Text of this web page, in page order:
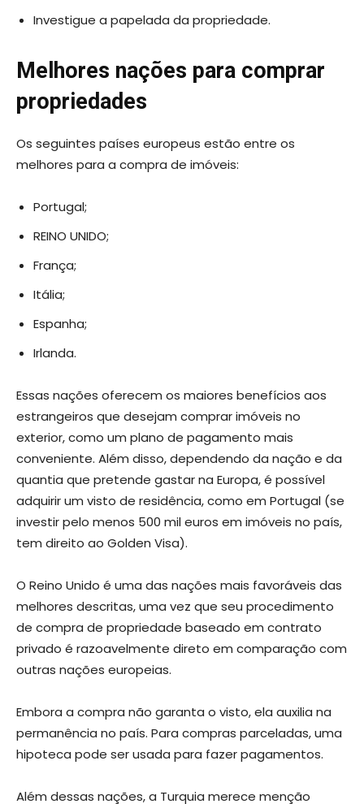
Investigue a papelada da propriedade.
Melhores nações para comprar
propriedades
Os seguintes países europeus estão entre os
melhores para a compra de imóveis:
Portugal;
REINO UNIDO;
França;
Itália;
Espanha;
Irlanda.
Essas nações oferecem os maiores benefícios aos
estrangeiros que desejam comprar imóveis no
exterior, como um plano de pagamento mais
conveniente. Além disso, dependendo da nação e da
quantia que pretende gastar na Europa, é possível
adquirir um visto de residência, como em Portugal (se
investir pelo menos 500 mil euros em imóveis no país,
tem direito ao Golden Visa).
O Reino Unido é uma das nações mais favoráveis ​​das
melhores descritas, uma vez que seu procedimento
de compra de propriedade baseado em contrato
privado é razoavelmente direto em comparação com
outras nações europeias.
Embora a compra não garanta o visto, ela auxilia na
permanência no país. Para compras parceladas, uma
hipoteca pode ser usada para fazer pagamentos.
Além dessas nações, a Turquia merece menção